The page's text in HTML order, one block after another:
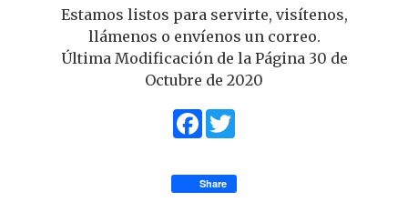
Estamos listos para servirte, visítenos,
llámenos o envíenos un correo.
Última Modificación de la Página 30 de
Octubre de 2020
Facebook
Share